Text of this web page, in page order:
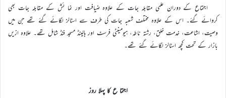
اجتماع کے دوران علمی مقابلہ جات کے علاوہ ضیافت اور نما ئش کے مقابلہ جات بھی
کروائے گئے۔ اس کے علاوہ مختلف شعبہ جات کی طرف سے اسٹالز لگائے گئے تھے جن میں
وصیت، اشاعت، خدمت خلق، رشتہ ناطہ، ہیومینٹی فرسٹ اور ہالینڈ مسجد فنڈ شامل تھے۔ علاوہ ازیں
بازار کے تحت کچھ اسٹالز لگائے گئے تھے۔
اجتما ع کا پہلا روز